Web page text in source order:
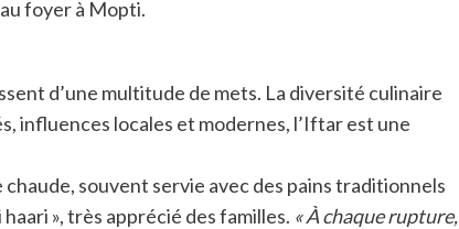
foyer à Mopti.
d’une multitude de mets. La diversité culinaire
influences locales et modernes, l’Iftar est une
souvent servie avec des pains traditionnels
», très apprécié des familles. « À chaque rupture,